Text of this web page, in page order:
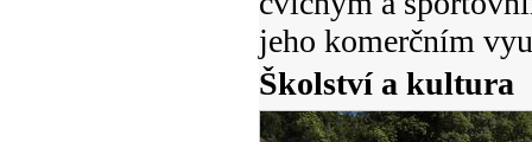
jeho komerčním
Školství a kultura